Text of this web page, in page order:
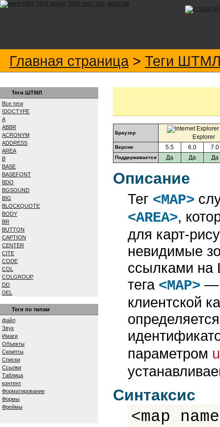
Главная страница > Теги
Теги ШТМЛ
Все теги
!DOCTYPE
A
ABBR
ACRONYM
ADDRESS
AREA
B
BASE
BASEFONT
BDO
BGSOUND
BIG
BLOCKQUOTE
BODY
BR
BUTTON
CAPTION
CENTER
CITE
CODE
COL
COLGROUP
DD
DEL
DL
DT
EM
EMBED
FIELDSET
FONT
FORM
FRAME
FRAMESET
H1...H6
HEAD
HR
ШТМЛ
Теги по типам
файл
Звук
Имаги
Объекты
Скрипты
Списки
Ссылки
Таблица
контент
Форматирование
Формы
Фреймы
Браузер
Explorer
Версия 5.5 6.0 7.0
Поддерживается Да Да Да
Описание
Тег <MAP>
<AREA>,
для карт-
невидимые
ссылками
тега <MAP> —
клиентской
параметром
Синтаксис
<map